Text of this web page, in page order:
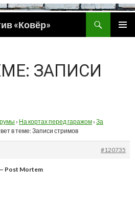
«Ковёр»
ЗАПИСИ
› На кортах перед гаражом › За
в теме: Записи стримов
#120735
Post Mortem